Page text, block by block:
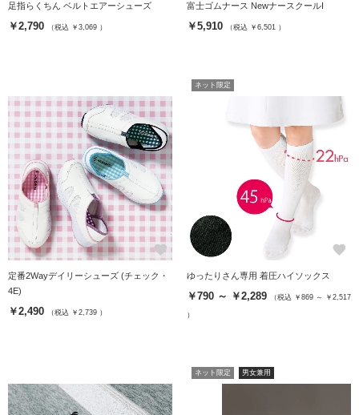
足指らくちん ベルトエアーシューズ
￥2,790 （税込 ￥3,069 ）
富士ゴムナース NewナースクールI
￥5,910 （税込 ￥6,501 ）
favorite
定番2Wayデイリーシューズ (チェック・
4E)
￥2,490 （税込 ￥2,739 ）
ネット限定
favorite
ゆったりさん専用 着圧ハイソックス
￥790 ～ ￥2,289 （税込 ￥869 ～ ￥2,517
）
ネット限定 男女兼用